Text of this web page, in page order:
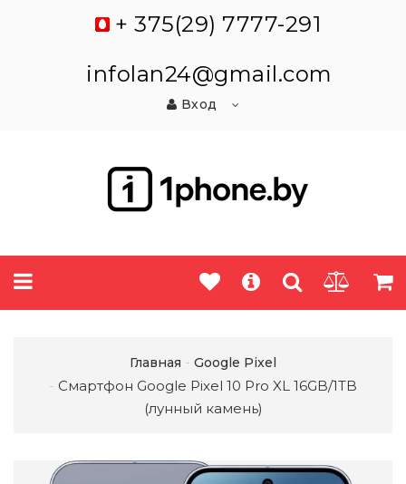
+ 375(29) 7777-291
infolan24@gmail.com
Вход
Главная Google Pixel
Смартфон Google Pixel 10 Pro XL 16GB/1TB
(лунный камень)